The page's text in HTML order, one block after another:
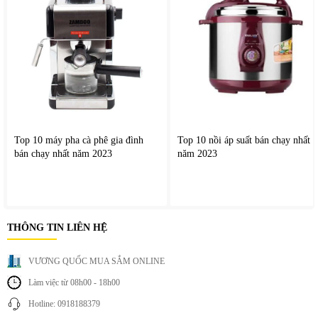
vào cánh quạt khi quạt đang hoạt động.
Tiết kiệm điện năng
Động cơ quạt được tối ưu giúp giảm tiêu thụ điện năng
nhưng vẫn đảm bảo hiệu quả làm mát tốt.
Top 10 máy pha cà phê gia đình
bán chạy nhất năm 2023
Top 10 nồi áp suất bán chạy nhất
năm 2023
THÔNG TIN LIÊN HỆ
VƯƠNG QUỐC MUA SẮM ONLINE
Làm việc từ 08h00 - 18h00
Hotline: 0918188379